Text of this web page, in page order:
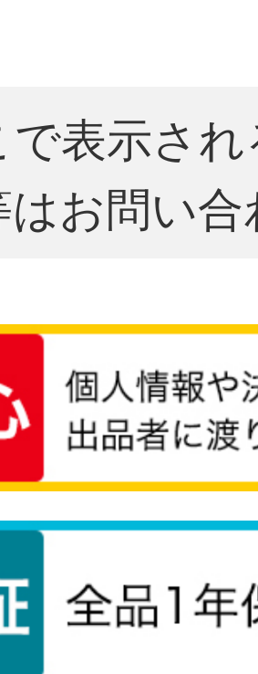
で表示さ
お問い